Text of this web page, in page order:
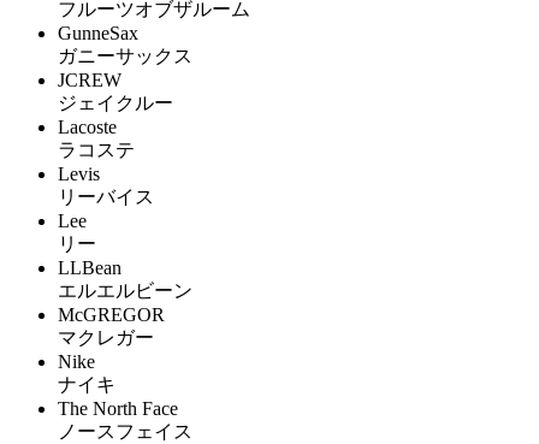
フルーツオブザルーム
GunneSax
ガニーサックス
JCREW
ジェイクルー
Lacoste
ラコステ
Levis
リーバイス
Lee
リー
LLBean
エルエルビーン
McGREGOR
マクレガー
Nike
ナイキ
The North Face
ノースフェイス